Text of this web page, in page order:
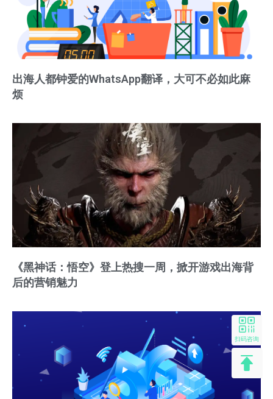
出海人都钟爱的WhatsApp翻译，大可不必如此麻
烦
《黑神话：悟空》登上热搜一周，掀开游戏出海背
后的营销魅力
扫码咨询